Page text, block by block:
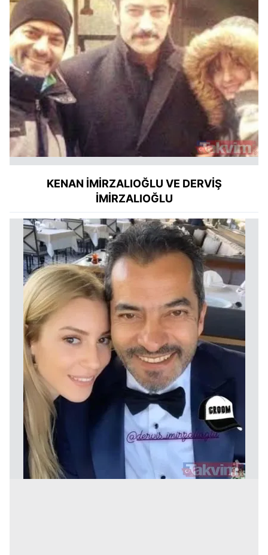
KENAN İMİRZALIOĞLU VE DERVİŞ
İMİRZALIOĞLU